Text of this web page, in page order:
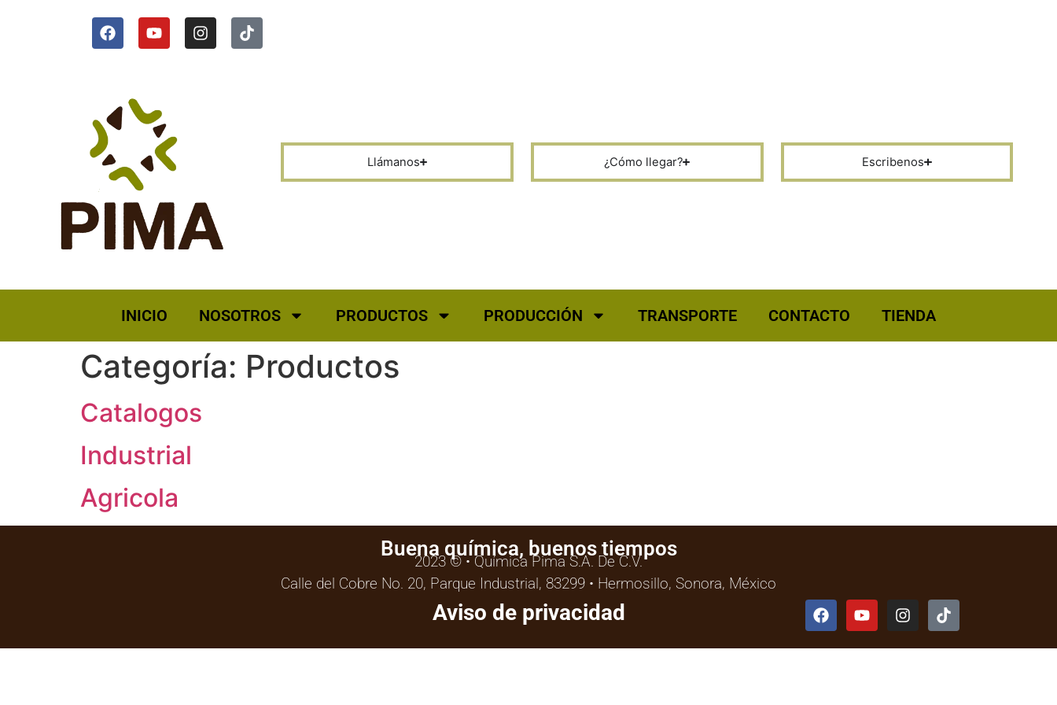
Llámanos ¿Cómo llegar? Escribenos
INICIO NOSOTROS PRODUCTOS PRODUCCIÓN TRANSPORTE CONTACTO TIENDA
Categoría: Productos
Catalogos
Industrial
Agricola
Buena química, buenos tiempos
2023 © • Química Pima S.A. De C.V.
Calle del Cobre No. 20, Parque Industrial, 83299 • Hermosillo, Sonora, México
Aviso de privacidad